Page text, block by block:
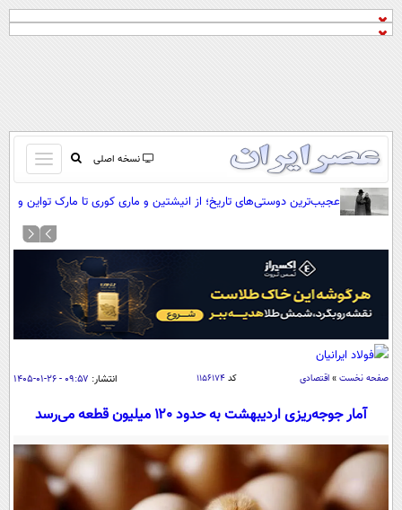
نسخه اصلی
باز
و
بسته
کردن
منو
صفحه اول
آرشیو
نظرسنجی
آب و هوا
اوقات شرعی
سواد زندگی
سیاسی
اقتصادی
خودرو
جامعه
اجتماعی
ورزشی
عجیب‌ترین دوستی‌های تاریخ؛ از انیشتین و ماری کوری تا مارک تواین و
صفحه نخست » اقتصادی کد ۱۱۵۶۱۷۴ انتشار: ۰۹:۵۷ - ۲۶-۰۱-۱۴۰۵
آمار جوجه‌ریزی اردیبهشت به حدود ۱۲۰ میلیون قطعه می‌رسد